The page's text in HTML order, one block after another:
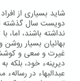
شاید بسیاری از
دویست سال گذشته
نداشته باشند، اما،
بهائیان بسیار
غیرت و سعی و
دیرینهء خود،
عبدالبهاء در